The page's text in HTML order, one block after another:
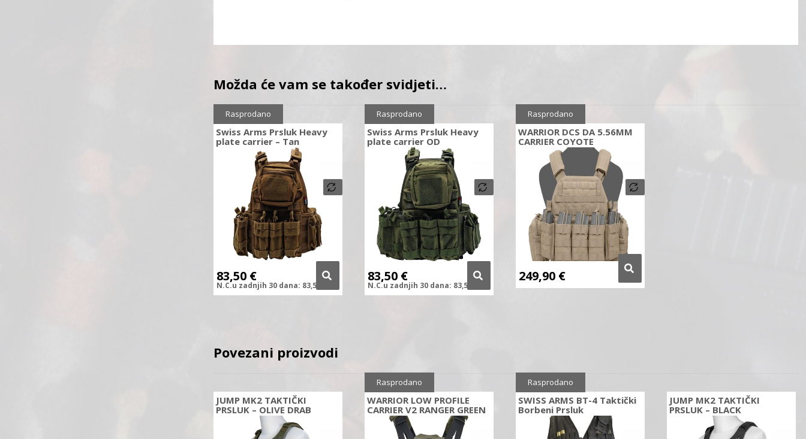
Možda će vam se također svidjeti…
Sniženo 10%
Swiss Arms Prsluk Heavy
plate carrier – Tan
83,50 €
N.C.u zadnjih 30 dana: 83,50
Rasprodano Sniženo 10%
Swiss Arms Prsluk Heavy
plate carrier OD
83,50 €
N.C.u zadnjih 30 dana: 83,50
Rasprodano
WARRIOR DCS DA 5.56MM
CARRIER COYOTE
249,90 €
Rasprodano
Povezani proizvodi
JUMP MK2 TAKTIČKI
PRSLUK – OLIVE DRAB
WARRIOR LOW PROFILE
CARRIER V2 RANGER GREEN
Rasprodano
SWISS ARMS BT-4 Taktički
Borbeni Prsluk
Rasprodano
JUMP MK2 TAKTIČKI
PRSLUK – BLACK